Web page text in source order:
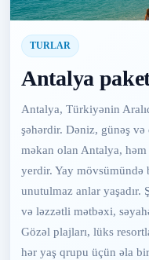
TURLAR
Antalya
Antalya, Türkiyənin
şəhərdir. Dəniz, günəş
məkan olan Antalya,
yerdir. Yay mövsümündə
unutulmaz anlar
və ləzzətli mətbəxi,
Gözəl plajları, lüks
hər yaş qrupu üçün əla